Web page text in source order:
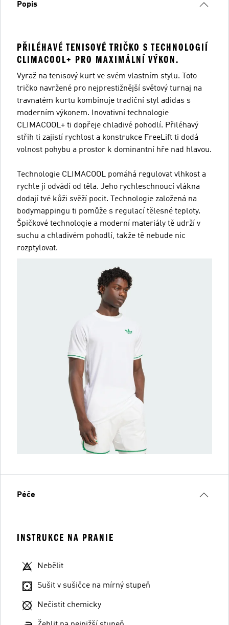
Popis
PŘILÉHAVÉ TENISOVÉ TRIČKO S TECHNOLOGIÍ
CLIMACOOL+ PRO MAXIMÁLNÍ VÝKON.
Vyraž na tenisový kurt ve svém vlastním stylu. Toto
tričko navržené pro nejprestižnější světový turnaj na
travnatém kurtu kombinuje tradiční styl adidas s
moderním výkonem. Inovativní technologie
CLIMACOOL+ ti dopřeje chladivé pohodlí. Přiléhavý
střih ti zajistí rychlost a konstrukce FreeLift ti dodá
volnost pohybu a prostor k dominantní hře nad hlavou.
Technologie CLIMACOOL pomáhá regulovat vlhkost a
rychle ji odvádí od těla. Jeho rychleschnoucí vlákna
dodají tvé kůži svěží pocit. Technologie založená na
bodymappingu ti pomůže s regulací tělesné teploty.
Špičkové technologie a moderní materiály tě udrží v
suchu a chladivém pohodlí, takže tě nebude nic
rozptylovat.
Péče
INSTRUKCE NA PRANIE
Nebělit
Sušit v sušičce na mírný stupeň
Nečistit chemicky